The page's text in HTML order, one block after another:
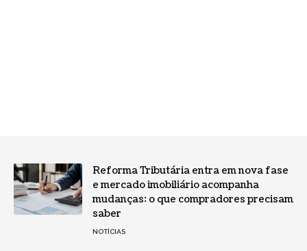
Reforma Tributária entra em nova fase
e mercado imobiliário acompanha
mudanças: o que compradores precisam
saber
NOTÍCIAS